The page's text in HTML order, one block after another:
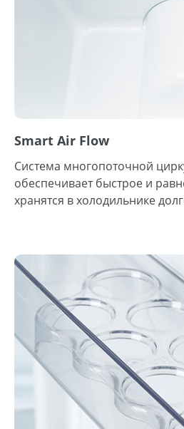
Smart Air Flow
Система многопоточной
обеспечивает быстрое и
хранятся в холодильнике